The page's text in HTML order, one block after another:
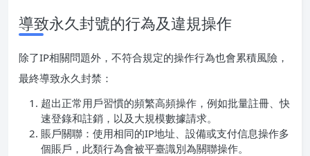
導致永久封號的行為及違規操作
除了IP相關問題外，不符合規定的操作行為也會累積風險，
最終導致永久封禁：
超出正常用戶習慣的頻繁高頻操作，例如批量註冊、快
速登錄和註銷，以及大規模數據請求。
賬戶關聯：使用相同的IP地址、設備或支付信息操作多
個賬戶，此類行為會被平臺識別為關聯操作。